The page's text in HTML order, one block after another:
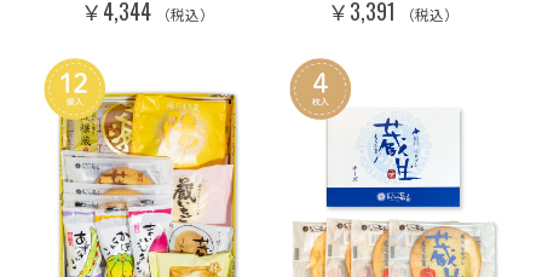
￥4,344 （税込） ￥3,391 （税込）